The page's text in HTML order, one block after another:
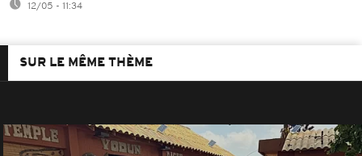
12/05 - 11:34
SUR LE MÊME THÈME